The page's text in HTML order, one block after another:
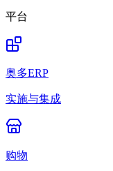
平台
奥多ERP
实施与集成
购物